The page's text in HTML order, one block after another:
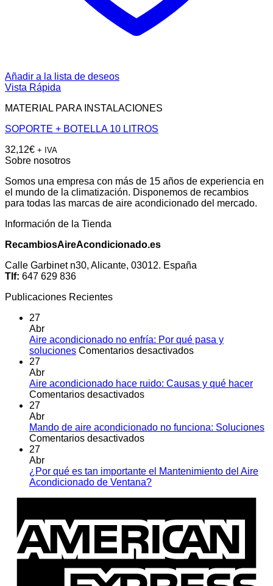
Añadir a la lista de deseos
Vista Rápida
MATERIAL PARA INSTALACIONES
SOPORTE + BOTELLA 10 LITROS
32,12€ + IVA
Sobre nosotros
Somos una empresa con más de 15 años de experiencia en
el mundo de la climatización. Disponemos de recambios
para todas las marcas de aire acondicionado del mercado.
Información de la Tienda
RecambiosAireAcondicionado.es
Calle Garbinet n30, Alicante, 03012. España
Tlf: 647 629 836
Publicaciones Recientes
27
Abr
Aire acondicionado no enfría: Por qué pasa y
soluciones Comentarios desactivadosen
no
pasa
27
Abr
Aire acondicionado hace ruido: Causas y qué hacer
Comentarios desactivadosen
hace
ruido:
qué
hacer
27
Abr
Mando de aire acondicionado no funciona: Soluciones
Comentarios desactivadosen
aire
acondicionado
27
Abr
¿Por qué es tan importante el Mantenimiento del Aire
Acondicionado de Ventana?No
¿Por
qué
tan
importante
el